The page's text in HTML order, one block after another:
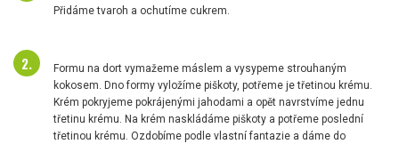
Přidáme tvaroh a ochutíme cukrem.
Formu na dort vymažeme máslem a vysypeme strouhaným
kokosem. Dno formy vyložíme piškoty, potřeme je třetinou krému.
Krém pokryjeme pokrájenými jahodami a opět navrstvíme jednu
třetinu krému. Na krém naskládáme piškoty a potřeme poslední
třetinou krému. Ozdobíme podle vlastní fantazie a dáme do